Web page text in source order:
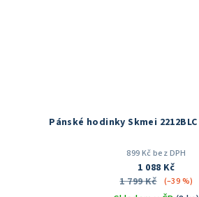
Pánské hodinky Skmei 2212BLC
899 Kč bez DPH
1 088 Kč
1 799 Kč
(–39 %)